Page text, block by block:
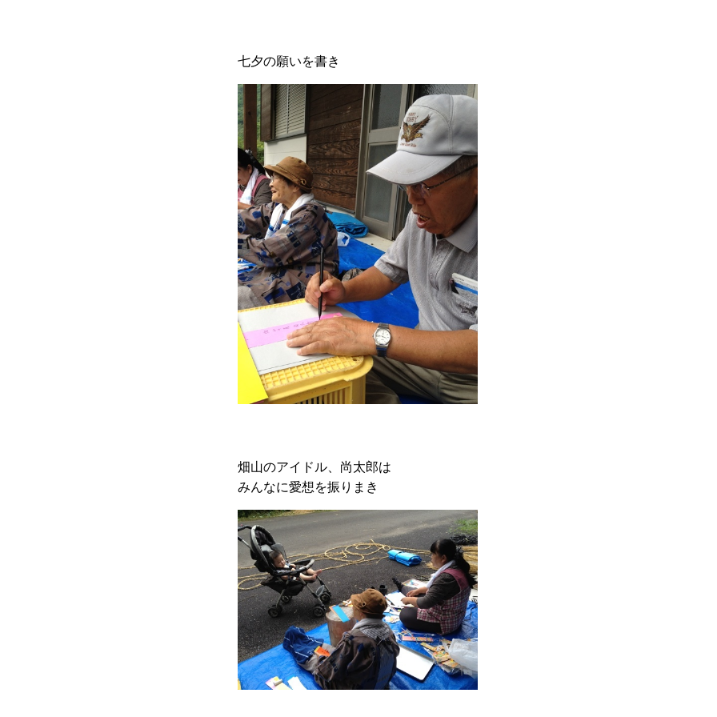
七夕の願いを書き
畑山のアイドル、尚太郎は
みんなに愛想を振りまき